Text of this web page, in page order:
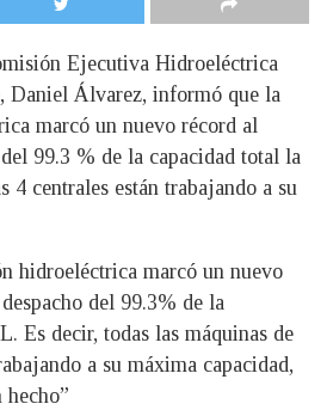
Ejecutiva Hidroeléctrica
Daniel Álvarez, informó que la
marcó un nuevo récord al
99.3 % de la capacidad total la
4 centrales están trabajando a su
hidroeléctrica marcó un nuevo
del 99.3% de la
Es decir, todas las máquinas de
a su máxima capacidad,